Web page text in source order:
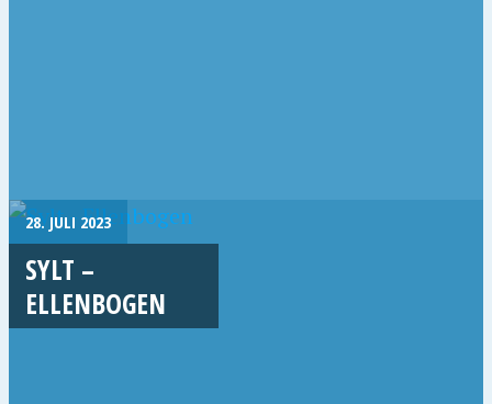
28. JULI 2023
SYLT –
ELLENBOGEN